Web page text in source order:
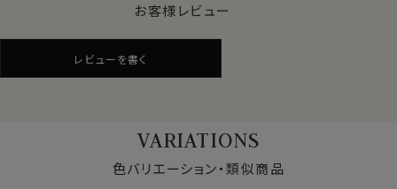
●ドレッシーなノンウォッシュ仕上げ
洗いざらしのリネンを使用したカジュアルライクなシャツ
の質感を最初から味わってもらいたいとの考えからあえ
てノンウオッシュのきれいな状態でお届けしております。
お客様レビュー
レビューを書く
VARIATIONS
色バリエーション・類似商品